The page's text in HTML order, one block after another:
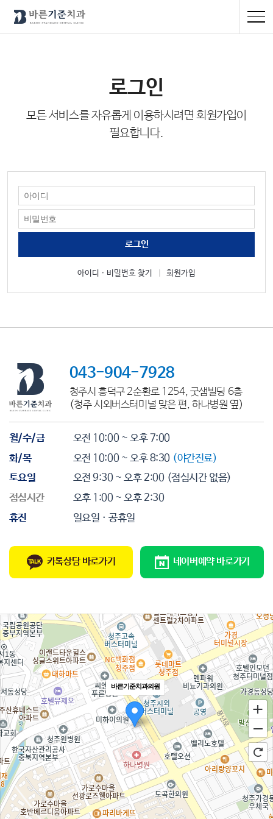
로그인
모든 서비스를 자유롭게 이용하시려면 회원가입이
필요합니다.
로그인
아이디ㆍ비밀번호 찾기 회원가입
043-904-7928
청주시 흥덕구 2순환로 1254, 굿샘빌딩 6층
(청주 시외버스터미널 맞은 편, 하나병원 옆)
월/수/금
오전 10:00 ~ 오후 7:00
화/목
오전 10:00 ~ 오후 8:30 (야간진료)
토요일
오전 9:30 ~ 오후 2:00 (점심시간 없음)
점심시간
오후 1:00 ~ 오후 2:30
휴진
일요일 · 공휴일
카톡상담 바로가기 네이버예약 바로가기
바른기준치과의원